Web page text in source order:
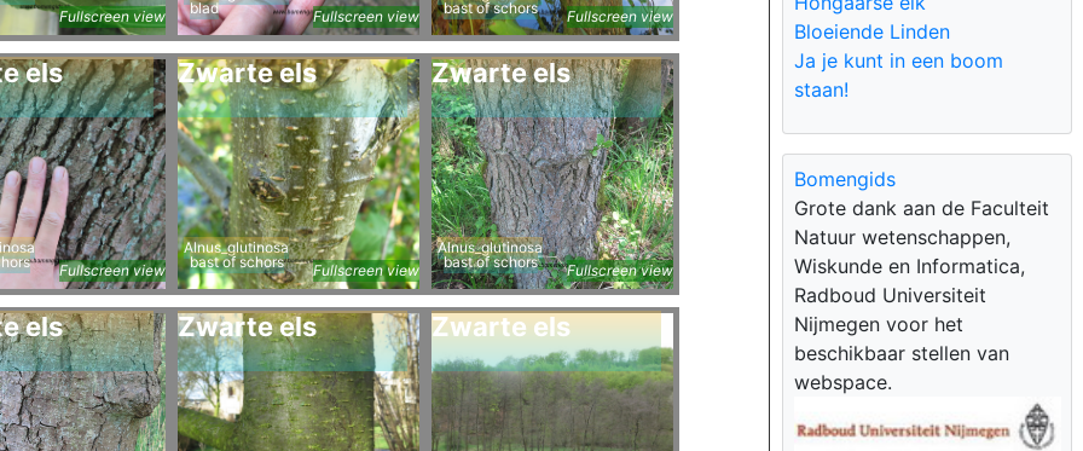
Fullscreen view
blad
Fullscreen view
bast of schors
Fullscreen view
els
Fullscreen view
Zwarte els
Alnus_glutinosa
bast of schors
Fullscreen view
Zwarte els
Alnus_glutinosa
bast of schors
Fullscreen view
els Zwarte els Zwarte els
Bloeiende Linden
Ja je kunt in een boom
staan!
Bomengids
Grote dank aan de Faculteit
Natuur wetenschappen,
Wiskunde en Informatica,
Radboud Universiteit
Nijmegen voor het
beschikbaar stellen van
webspace.